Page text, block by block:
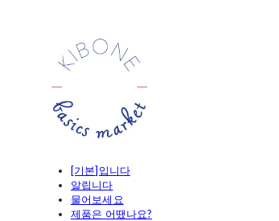
[기본]입니다
알립니다
물어보세요
제품은 어땠나요?